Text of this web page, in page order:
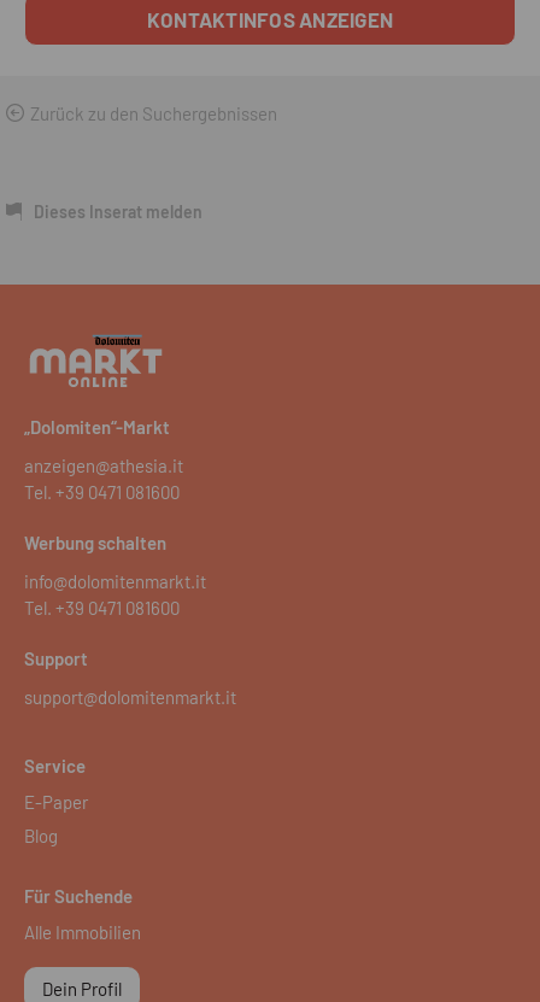
KONTAKTINFOS ANZEIGEN
Zurück zu den Suchergebnissen
Dieses Inserat melden
„Dolomiten“-Markt
anzeigen@athesia.it
Tel. +39 0471 081600
Werbung schalten
info@dolomitenmarkt.it
Tel. +39 0471 081600
Support
support@dolomitenmarkt.it
Service
E-Paper
Blog
Für Suchende
Alle Immobilien
Dein Profil